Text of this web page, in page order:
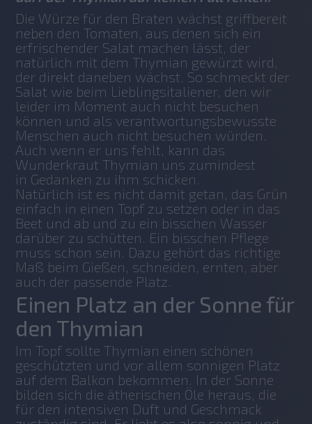
Die Würze für den Braten wächst griffbereit
neben den Tomaten, aus denen sich ein
erfrischender Salat machen lässt, der
natürlich mit dem Thymian gewürzt wird,
der direkt daneben wächst. So schmeckt der
Salat wie beim Lieblingsitaliener, den wir
leider im Moment auch nicht besuchen
können und als verantwortungsbewusste
Menschen auch nicht besuchen würden.
Auch wenn er uns fehlt, kann das
Wunderkraut Thymian uns zumindest
in Gedanken zu ihm schicken.
Natürlich ist es nicht damit getan, das Grün
einfach in einen Topf zu setzen oder in das
Beet und ab und zu ein bisschen Wasser
darüber zu schütten. Ein bisschen Pflege
muss schon sein. Dazu gehört das richtige
Maß beim Gießen, schneiden, ernten, aber
auch der passende Platz.
Einen Platz an der Sonne für
den Thymian
Im Topf sollte Thymian einen schönen
geschützten und vor allem sonnigen Platz
auf dem Balkon bekommen. In der Sonne
bilden sich die ätherischen Öle heraus, die
für den intensiven Duft und Geschmack